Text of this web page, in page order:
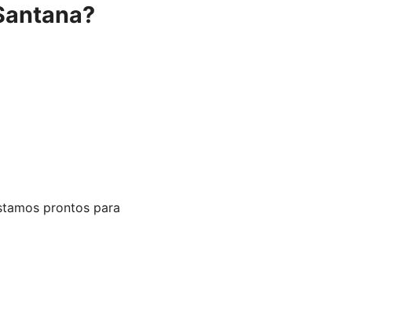
prontos para